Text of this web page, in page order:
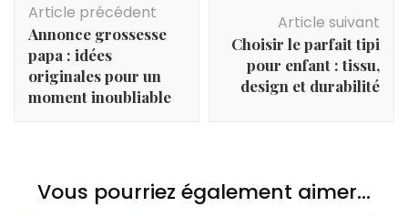
d'article
Article précédent
Annonce grossesse
papa : idées
originales pour un
moment inoubliable
Article suivant
Choisir le parfait tipi
pour enfant : tissu,
design et durabilité
Vous pourriez également aimer...